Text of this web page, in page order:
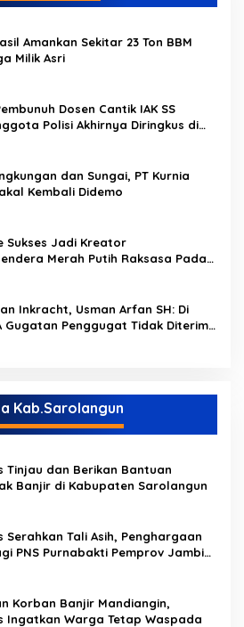
Amankan Sekitar 23 Ton BBM
Milik Asri
Dosen Cantik IAK SS
Polisi Akhirnya Diringkus di
dan Sungai, PT Kurnia
Kembali Didemo
Sukses Jadi Kreator
Merah Putih Raksasa Pada
ke 80 di Tebo
Inkracht, Usman Arfan SH: Di
Gugatan Penggugat Tidak Diterima
Kab.Sarolangun
Tinjau dan Berikan Bantuan
Banjir di Kabupaten Sarolangun
Serahkan Tali Asih, Penghargaan
PNS Purnabakti Pemprov Jambi
Korban Banjir Mandiangin,
Ingatkan Warga Tetap Waspada